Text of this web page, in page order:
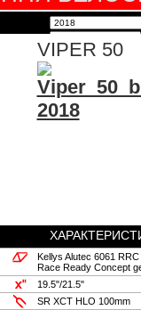
VIPER 50
Kellys Alutec 6061
Race Ready Concept
19.5"/21.5"
SR XCT HLO 100mm